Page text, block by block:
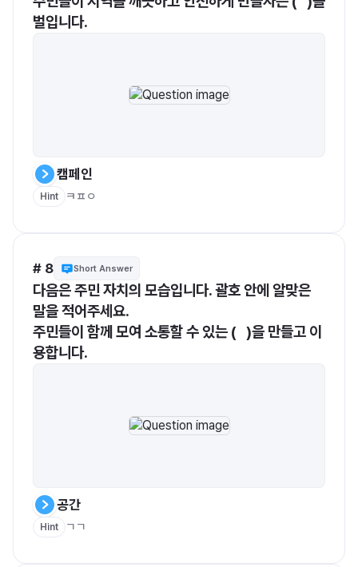
벌입니다.
캠페인
Hint ㅋㅍㅇ
# 8 Short Answer
다음은 주민 자치의 모습입니다. 괄호 안에 알맞은
말을 적어주세요.
주민들이 함께 모여 소통할 수 있는 (   )을 만들고 이
용합니다.
공간
Hint ㄱㄱ